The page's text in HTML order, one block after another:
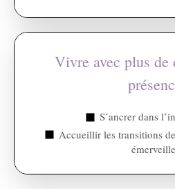
Vivre avec plus de
S’ancrer dans
Accueillir les transitions